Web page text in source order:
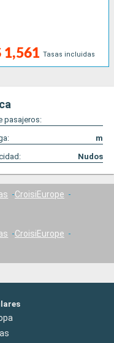
1,561 Tasas incluidas
pasajeros:
m
Nudos
CroisiEurope
CroisiEurope